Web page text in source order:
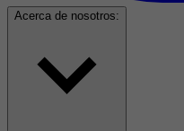
Acerca de nosotros: